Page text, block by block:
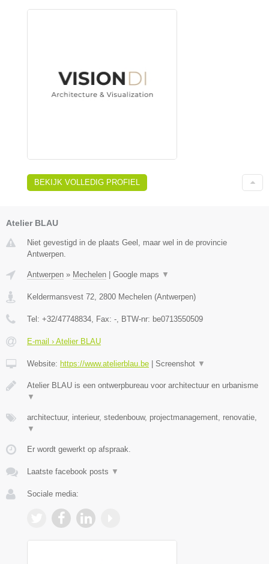
BEKIJK VOLLEDIG PROFIEL
Atelier BLAU
Niet gevestigd in de plaats Geel, maar wel in de provincie
Antwerpen.
Antwerpen » Mechelen Google maps ▼
Keldermansvest 72 2800 Mechelen (Antwerpen)
Tel: +32/47748834 , Fax: - , BTW-nr: be0713550509
E-mail › Atelier BLAU
Website: https://www.atelierblau.be Screenshot ▼
Atelier BLAU is een ontwerpbureau voor architectuur en urbanisme
▼
architectuur, interieur, stedenbouw, projectmanagement, renovatie,
▼
Er wordt gewerkt op afspraak.
Laatste facebook posts ▼
Sociale media: